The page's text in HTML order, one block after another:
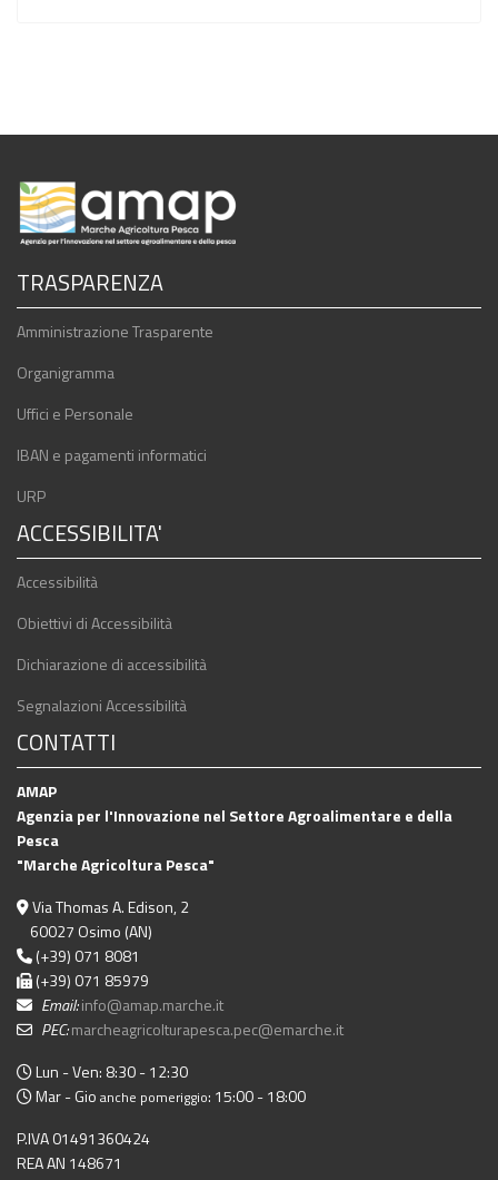
TRASPARENZA
Amministrazione Trasparente
Organigramma
Uffici e Personale
IBAN e pagamenti informatici
URP
ACCESSIBILITA'
Accessibilità
Obiettivi di Accessibilità
Dichiarazione di accessibilità
Segnalazioni Accessibilità
CONTATTI
AMAP
Agenzia per l'Innovazione nel Settore Agroalimentare e della
Pesca
"Marche Agricoltura Pesca"
Via Thomas A. Edison, 2
60027 Osimo (AN)
(+39) 071 8081
(+39) 071 85979
Email:info@amap.marche.it
PEC:marcheagricolturapesca.pec@emarche.it
Lun - Ven: 8:30 - 12:30
Mar - Gio anche pomeriggio: 15:00 - 18:00
P.IVA 01491360424
REA AN 148671